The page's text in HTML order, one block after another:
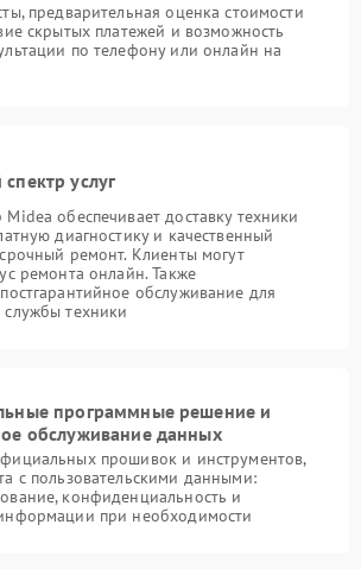
предварительная оценка стоимости
скрытых платежей и возможность
по телефону или онлайн на
услуг
обеспечивает доставку техники
диагностику и качественный
ремонт. Клиенты могут
ремонта онлайн. Также
обслуживание для
техники
программные решение и
обслуживание данных
прошивок и инструментов,
с пользовательскими данными:
конфиденциальность и
при необходимости